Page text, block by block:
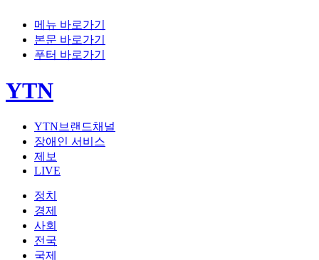
메뉴 바로가기
본문 바로가기
푸터 바로가기
YTN
YTN브랜드채널
장애인 서비스
제보
LIVE
정치
경제
사회
전국
국제